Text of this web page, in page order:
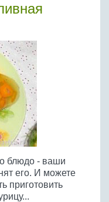
блюдо - ваши
его. И можете
приготовить